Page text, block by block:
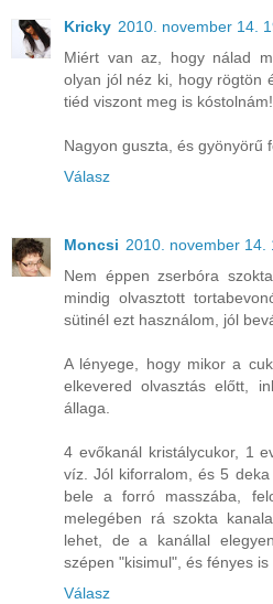
Kricky 2010. november 14.
Miért van az, hogy nálad
olyan jól néz ki, hogy rögtön
tiéd viszont meg is
Nagyon guszta, és gyönyörű
Válasz
Moncsi 2010. november 14.
Nem éppen zserbóra
mindig olvasztott
sütinél ezt használom, jól
A lényege, hogy mikor a
elkevered olvasztás előtt,
állaga.
4 evőkanál kristálycukor, 1
víz. Jól kiforralom, és 5
bele a forró masszába,
melegében rá szokta
lehet, de a kanállal
szépen "kisimul", és fényes is
Válasz